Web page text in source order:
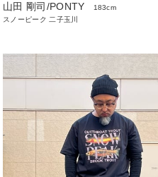
山田 剛司/PONTY
183cm
スノーピーク 二子玉川